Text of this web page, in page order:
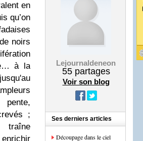
en
qu’on
noirs
à la
pente,
;
traîne
Lejournaldeneon
55partages
Voir son blog
Ses derniers articles
Découpage dans le ciel